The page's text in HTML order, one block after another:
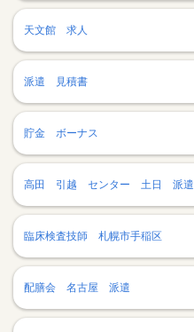
天文館 求人
派遣 見積書
貯金 ボーナス
高田 引越 センター 土日 派遣
臨床検査技師 札幌市手稲区
配膳会 名古屋 派遣